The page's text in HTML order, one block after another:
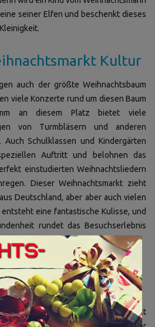
seiner Elfen und beschenkt dieses
Kultur
auch der größte Weihnachtsbaum
viele Konzerte rund um diesen Baum
an diesem Platz bietet viele
von Turmbläsern und anderen
Auch Schulklassen und Kindergärten
Auftritt und belohnen das
einstudierten Weihnachtsliedern
Dieser Weihnachtsmarkt zieht
Deutschland, aber aber auch vielen
eine fantastische Kulisse, und
rundet das Besuchserlebnis
ab.
Weihnachtsmarkt
das dieser Weihnachtsmarkt
×